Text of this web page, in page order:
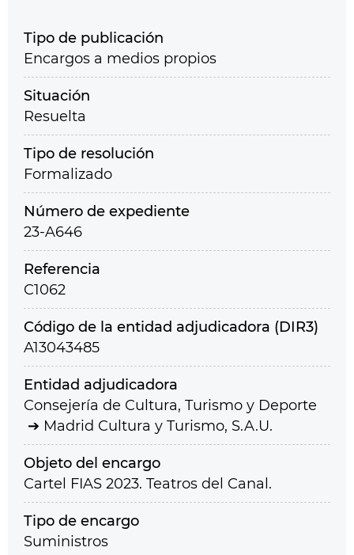
Tipo de publicación
Encargos a medios propios
Situación
Resuelta
Tipo de resolución
Formalizado
Número de expediente
23-A646
Referencia
C1062
Código de la entidad adjudicadora (DIR3)
A13043485
Entidad adjudicadora
Consejería de Cultura, Turismo y Deporte
Madrid Cultura y Turismo, S.A.U.
Objeto del encargo
Cartel FIAS 2023. Teatros del Canal.
Tipo de encargo
Suministros